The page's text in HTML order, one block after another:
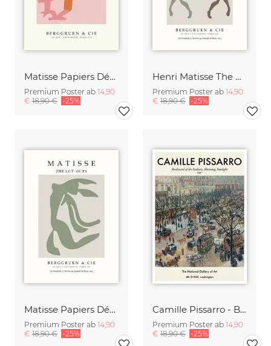
Matisse Papiers Découpés Poster beige-rosa
Premium Poster ab 14,90
€ 18,90 € -25%
Henri Matisse The Dance grün-beige
Premium Poster ab 14,90
€ 18,90 € -25%
Matisse Papiers Découpés Poster grün-beige
Premium Poster ab 14,90
€ 18,90 € -25%
Camille Pissarro - Boulevard of the Italians Paris
Premium Poster ab 14,90
€ 18,90 € -25%